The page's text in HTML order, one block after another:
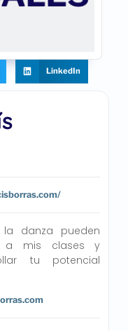
danza pueden
a mis clases y
tu potencial
LinkedIn